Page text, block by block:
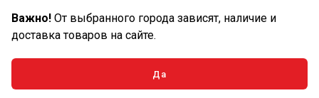
Описание
!!!Причина уценки, треснутая секция!!!
Важно! От выбранного города зависят, наличие и
доставка товаров на сайте.
Да